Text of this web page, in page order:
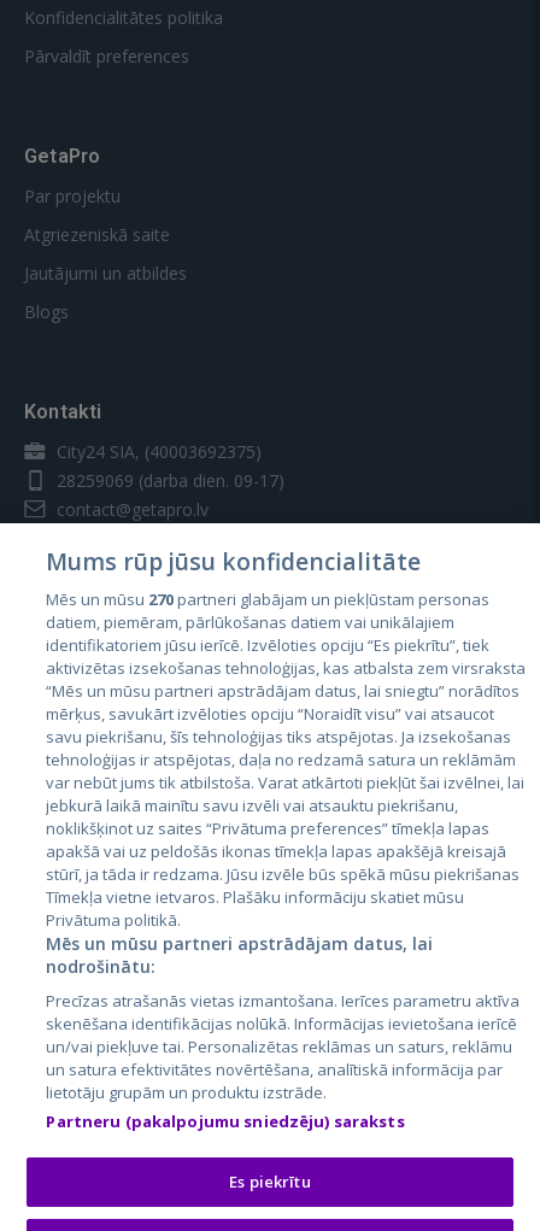
Konfidencialitātes politika
Pārvaldīt preferences
GetaPro
Par projektu
Atgriezeniskā saite
Jautājumi un atbildes
Blogs
Kontakti
City24 SIA, (40003692375)
28259069 (darba dien. 09-17)
contact@getapro.lv
Valstis
Igaunija
Latvija
Lietuva
City24.lv
City24.ee
GetaPro.lv
GetaPro.ee
Skelbiu.lt
Autoplius.lt
Aruodas.lt
CVbankas.lt
Kainos.lt
Paslaugos.lt
auto24.ee
Osta.ee
KuldneBörs.ee
Mums rūp jūsu konfidencialitāte
Mēs un mūsu 270partneri glabājam un piekļūstam personas
datiem, piemēram, pārlūkošanas datiem vai unikālajiem
identifikatoriem jūsu ierīcē. Izvēloties opciju “Es piekrītu”, tiek
aktivizētas izsekošanas tehnoloģijas, kas atbalsta zem virsraksta
“Mēs un mūsu partneri apstrādājam datus, lai sniegtu” norādītos
mērķus, savukārt izvēloties opciju “Noraidīt visu” vai atsaucot
savu piekrišanu, šīs tehnoloģijas tiks atspējotas. Ja izsekošanas
tehnoloģijas ir atspējotas, daļa no redzamā satura un reklāmām
var nebūt jums tik atbilstoša. Varat atkārtoti piekļūt šai izvēlnei, lai
jebkurā laikā mainītu savu izvēli vai atsauktu piekrišanu,
noklikšķinot uz saites “Privātuma preferences” tīmekļa lapas
apakšā vai uz peldošās ikonas tīmekļa lapas apakšējā kreisajā
stūrī, ja tāda ir redzama. Jūsu izvēle būs spēkā mūsu piekrišanas
Tīmekļa vietne ietvaros. Plašāku informāciju skatiet mūsu
Privātuma politikā.
Mēs un mūsu partneri apstrādājam datus, lai
nodrošinātu:
Precīzas atrašanās vietas izmantošana. Ierīces parametru aktīva
skenēšana identifikācijas nolūkā. Informācijas ievietošana ierīcē
un/vai piekļuve tai. Personalizētas reklāmas un saturs, reklāmu
un satura efektivitātes novērtēšana, analītiskā informācija par
lietotāju grupām un produktu izstrāde.
Partneru (pakalpojumu sniedzēju) saraksts
Es piekrītu